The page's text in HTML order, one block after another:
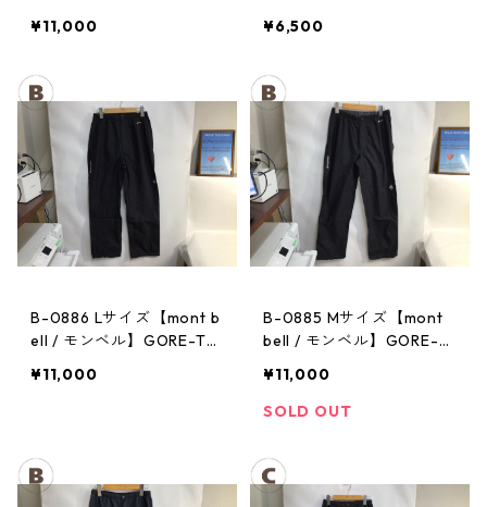
パンツ：メンズBK
¥11,000
ィース
¥6,500
B-0886 Lサイズ【mont b
ell / モンベル】GORE-TE
ンツ：レディースBK
¥11,000
B-0885 Mサイズ【mont
bell / モンベル】GORE-T
パンツ：メンズBK
¥11,000
SOLD OUT